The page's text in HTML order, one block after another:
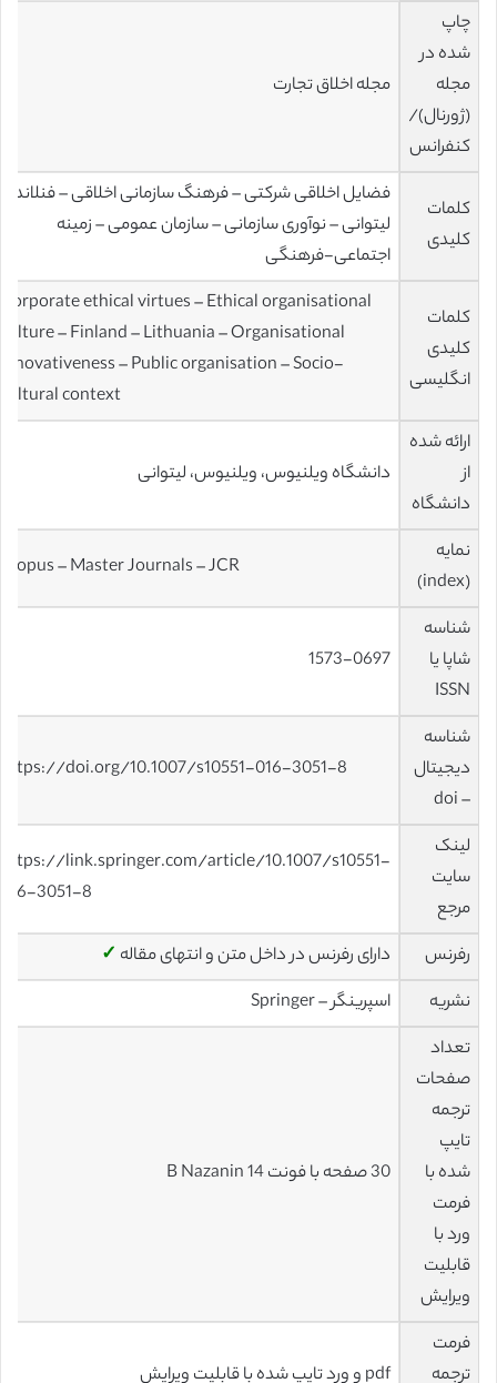
چاپ
شده در
مجله
(ژورنال)/
کنفرانس
مجله اخلاق تجارت
کلمات
کلیدی
فضایل اخلاقی شرکتی – فرهنگ سازمانی اخلاقی – فنلاند –
لیتوانی – نوآوری سازمانی – سازمان عمومی – زمینه
اجتماعی-فرهنگی
کلمات
کلیدی
انگلیسی
Corporate ethical virtues – Ethical organisational
culture – Finland – Lithuania – Organisational
innovativeness – Public organisation – Socio-
cultural context
ارائه شده
از
دانشگاه
دانشگاه ویلنیوس، ویلنیوس، لیتوانی
نمایه
(index)
Scopus – Master Journals – JCR
شناسه
شاپا یا
ISSN
1573-0697
شناسه
دیجیتال
– doi
https://doi.org/10.1007/s10551-016-3051-8
لینک
سایت
مرجع
https://link.springer.com/article/10.1007/s10551-
016-3051-8
رفرنس دارای رفرنس در داخل متن و انتهای مقاله ✓
نشریه
اسپرینگر – Springer
تعداد
صفحات
ترجمه
تایپ
شده با
فرمت
ورد با
قابلیت
ویرایش
30 صفحه با فونت 14 B Nazanin
فرمت
ترجمه
pdf و ورد تایپ شده با قابلیت ویرایش